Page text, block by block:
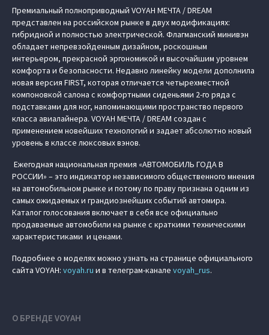
Премиальный полноприводный VOYAH МЕЧТА / DREAM
представлен на российском рынке в двух модификациях:
гибридной и полностью электрической. Флагманский минивэн
обладает непревзойденным дизайном, роскошным
интерьером, прекрасной эргономикой и высочайшим уровнем
комфорта и безопасности. Недавно линейку модели дополнила
новая версия FIRST, которая отличается четырехместной
компоновкой салона с комфортными сиденьями 2-го ряда с
подставками для ног, напоминающими пространство первого
класса авиалайнера. VOYAH МЕЧТА / DREAM создан с
применением новейших технологий и задает абсолютно новый
уровень в классе люксовых вэнов.
Ежегодная национальная премия «АВТОМОБИЛЬ ГОДА В
РОССИИ» – это индикатор независимого общественного мнения
на автомобильном рынке и потому по праву признана одним из
самых ожидаемых и грандиознейших событий автомира.
Каталог голосования включает в себя все официально
продаваемые автомобили на рынке с краткими техническими
характеристиками и ценами.
Подробнее о моделях можно узнать на странице официального
сайта VOYAH: voyah.ru и в телеграм-канале voyah_rus.
О БРЕНДЕ VOYAH